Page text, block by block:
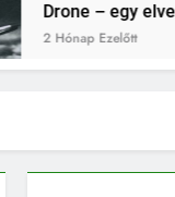
egy elveszett